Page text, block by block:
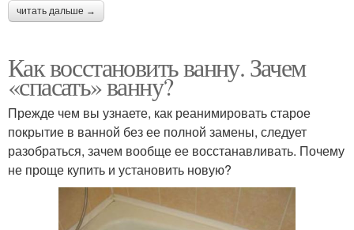
читать дальше →
Как восстановить ванну. Зачем
«спасать» ванну?
Прежде чем вы узнаете, как реанимировать старое
покрытие в ванной без ее полной замены, следует
разобраться, зачем вообще ее восстанавливать. Почему
не проще купить и установить новую?